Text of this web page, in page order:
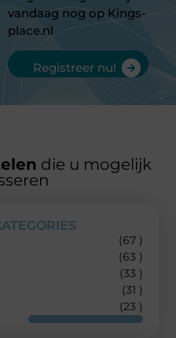
vandaag nog op Kings-
place.nl
Registreer nu!
die u mogelijk
(67 )
(63 )
(33 )
(31 )
(23 )